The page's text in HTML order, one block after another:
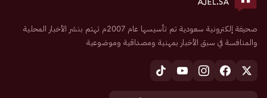
صحيفة إلكترونية سعودية تم تأسيسها عام 2007م تهتم بنشر الأخبار المحلية
والمنافسة في سبق الأخبار بمهنية ومصداقية وموضوعية